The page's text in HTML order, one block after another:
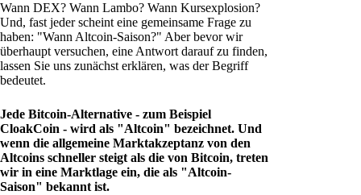
Wann DEX? Wann Lambo? Wann Kursexplosion?
Und, fast jeder scheint eine gemeinsame Frage zu
haben: "Wann Altcoin-Saison?" Aber bevor wir
überhaupt versuchen, eine Antwort darauf zu finden,
lassen Sie uns zunächst erklären, was der Begriff
bedeutet.
Jede Bitcoin-Alternative - zum Beispiel
CloakCoin - wird als "Altcoin" bezeichnet. Und
wenn die allgemeine Marktakzeptanz von den
Altcoins schneller steigt als die von Bitcoin, treten
wir in eine Marktlage ein, die als "Altcoin-
Saison" bekannt ist.